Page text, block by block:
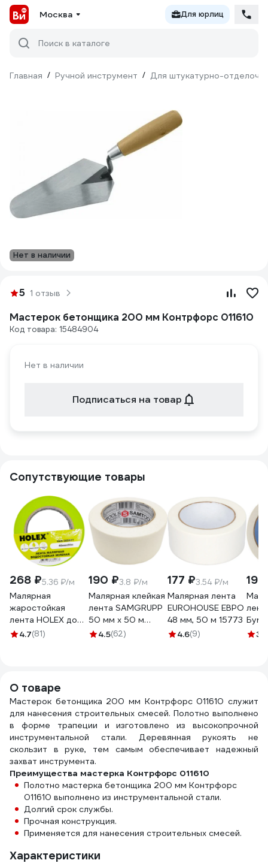
Москва Для юрлиц
Поиск в каталоге
Главная / Ручной инструмент / Для штукатурно-
Нет в наличии
5 1 отзыв
Мастерок бетонщика 200 мм Контрфорс 011610
Код товара: 15484904
Нет в наличии
Подписаться на товар
Сопутствующие товары
268 ₽5.36 ₽/м
Малярная
жаростойкая
лента HOLEX до
100С, зеленая,
4.7(81)
190 ₽3.8 ₽/м
Малярная клейкая
лента SAMGRUPP
50 мм х 50 м
SAMC-
4.5(62)
177 ₽3.54 ₽/м
Малярная лента
EUROHOUSE ЕВРО
48 мм, 50 м 15773
4.6(9) 3.9
О товаре
Мастерок бетонщика 200 мм Контрфорс 011610 служит
для нанесения строительных смесей. Полотно выполнено
в форме трапеции и изготовлено из высокопрочной
инструментальной стали. Деревянная рукоять не
скользит в руке, тем самым обеспечивает надежный
захват инструмента.
Преимущества мастерка Контрфорс 011610
Полотно мастерка бетонщика 200 мм Контрфорс
011610 выполнено из инструментальной стали.
Долгий срок службы.
Прочная конструкция.
Применяется для нанесения строительных смесей.
Характеристики